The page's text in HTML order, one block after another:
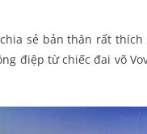
sẻ bản thân rất
điệp từ chiếc đai võ